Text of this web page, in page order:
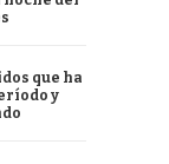
que ha
y